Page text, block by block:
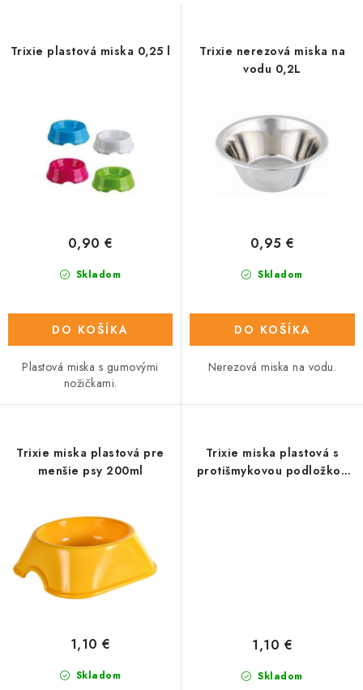
r
e
Trixie plastová miska 0,25 l
Skladom
0,90 €
DO KOŠÍKA
Plastová miska s gumovými
nožičkami.
Trixie nerezová miska na
vodu 0,2L
Skladom
0,95 €
DO KOŠÍKA
Nerezová miska na vodu.
Trixie miska plastová pre
menšie psy 200ml
Skladom
1,10 €
Trixie miska plastová s
protišmykovou podložkou
Skladom
1,10 €